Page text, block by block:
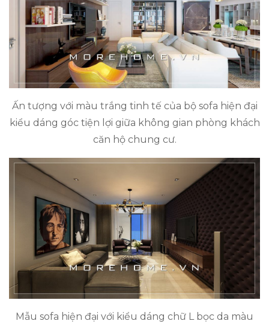
Ấn tượng với màu trắng tinh tế của bộ sofa hiện đại
kiểu dáng góc tiện lợi giữa không gian phòng khách
căn hộ chung cư.
Mẫu sofa hiện đại với kiểu dáng chữ L bọc da màu